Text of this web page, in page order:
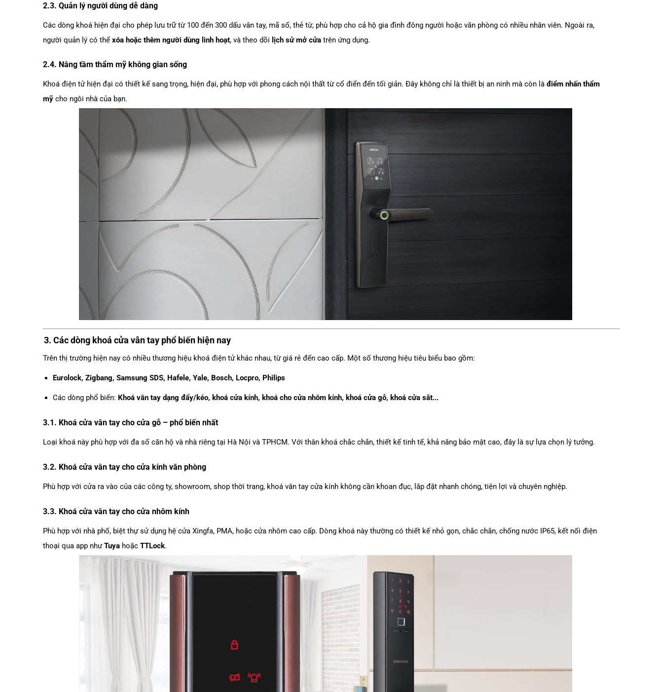
2.3. Quản lý người dùng dễ dàng
Các dòng khoá hiện đại cho phép lưu trữ từ 100 đến 300 dấu vân tay, mã số, thẻ từ, phù hợp cho cả hộ gia đình đông người hoặc văn phòng có nhiều nhân viên. Ngoài ra,
người quản lý có thể xóa hoặc thêm người dùng linh hoạt, và theo dõi lịch sử mở cửa trên ứng dụng.
2.4. Nâng tầm thẩm mỹ không gian sống
Khoá điện tử hiện đại có thiết kế sang trọng, hiện đại, phù hợp với phong cách nội thất từ cổ điển đến tối giản. Đây không chỉ là thiết bị an ninh mà còn là điểm nhấn thẩm
mỹ cho ngôi nhà của bạn.
3. Các dòng khoá cửa vân tay phổ biến hiện nay
Trên thị trường hiện nay có nhiều thương hiệu khoá điện tử khác nhau, từ giá rẻ đến cao cấp. Một số thương hiệu tiêu biểu bao gồm:
Eurolock, Zigbang, Samsung SDS, Hafele, Yale, Bosch, Locpro, Philips
Các dòng phổ biến: Khoá vân tay dạng đẩy/kéo, khoá cửa kính, khoá cho cửa nhôm kính, khoá cửa gỗ, khoá cửa sắt...
3.1. Khoá cửa vân tay cho cửa gỗ – phổ biến nhất
Loại khoá này phù hợp với đa số căn hộ và nhà riêng tại Hà Nội và TPHCM. Với thân khoá chắc chắn, thiết kế tinh tế, khả năng bảo mật cao, đây là sự lựa chọn lý tưởng.
3.2. Khoá cửa vân tay cho cửa kính văn phòng
Phù hợp với cửa ra vào của các công ty, showroom, shop thời trang, khoá vân tay cửa kính không cần khoan đục, lắp đặt nhanh chóng, tiện lợi và chuyên nghiệp.
3.3. Khoá cửa vân tay cho cửa nhôm kính
Phù hợp với nhà phố, biệt thự sử dụng hệ cửa Xingfa, PMA, hoặc cửa nhôm cao cấp. Dòng khoá này thường có thiết kế nhỏ gọn, chắc chắn, chống nước IP65, kết nối điện
thoại qua app nhưTuya hoặc TTLock.